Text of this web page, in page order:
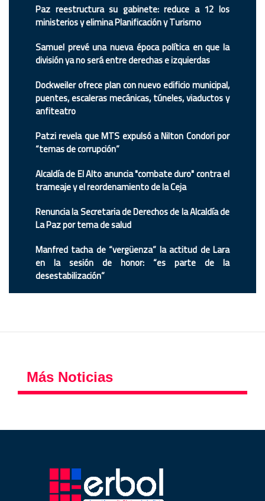
Paz reestructura su gabinete: reduce a 12 los
ministerios y elimina Planificación y Turismo
Samuel prevé una nueva época política en que la
división ya no será entre derechas e izquierdas
Dockweiler ofrece plan con nuevo edificio municipal,
puentes, escaleras mecánicas, túneles, viaductos y
anfiteatro
Patzi revela que MTS expulsó a Nilton Condori por
“temas de corrupción”
Alcaldía de El Alto anuncia "combate duro" contra el
trameaje y el reordenamiento de la Ceja
Renuncia la Secretaria de Derechos de la Alcaldía de
La Paz por tema de salud
Manfred tacha de “vergüenza” la actitud de Lara
en la sesión de honor: “es parte de la
desestabilización”
Más Noticias